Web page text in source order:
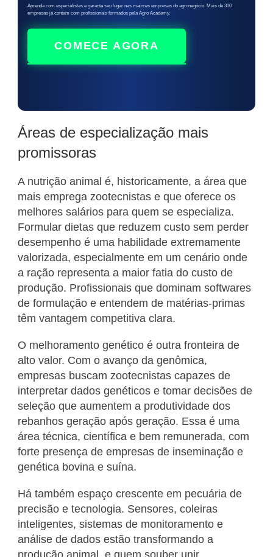
Aprenda com especialistas e garanta seu lugar nas maiores empresas do agronegócio. Mais de 300
empresas já contam com profissionais formados pela Agro Academy.
COMECE AGORA
Áreas de especialização mais
promissoras
A nutrição animal é, historicamente, a área que
mais emprega zootecnistas e que oferece os
melhores salários para quem se especializa.
Formular dietas que reduzem custo sem perder
desempenho é uma habilidade extremamente
valorizada, especialmente em um cenário onde
a ração representa a maior fatia do custo de
produção. Profissionais que dominam softwares
de formulação e entendem de matérias-primas
têm vantagem competitiva clara.
O melhoramento genético é outra fronteira de
alto valor. Com o avanço da genômica,
empresas buscam zootecnistas capazes de
interpretar dados genéticos e tomar decisões de
seleção que aumentem a produtividade dos
rebanhos geração após geração. Essa é uma
área técnica, científica e bem remunerada, com
forte presença de empresas de inseminação e
genética bovina e suína.
Há também espaço crescente em pecuária de
precisão e tecnologia. Sensores, coleiras
inteligentes, sistemas de monitoramento e
análise de dados estão transformando a